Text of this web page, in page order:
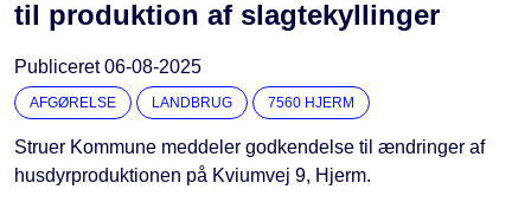
til produktion af slagtekyllinger
Publiceret06-08-2025
AFGØRELSE LANDBRUG 7560 HJERM
Struer Kommune meddeler godkendelse til ændringer af
husdyrproduktionen på Kviumvej 9, Hjerm.